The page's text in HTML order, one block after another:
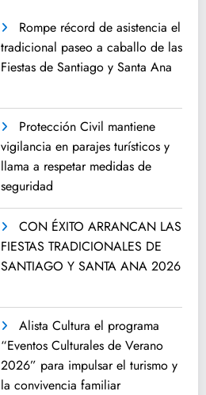
Rompe récord de asistencia el
tradicional paseo a caballo de las
Fiestas de Santiago y Santa Ana
Protección Civil mantiene
vigilancia en parajes turísticos y
llama a respetar medidas de
seguridad
CON ÉXITO ARRANCAN LAS
FIESTAS TRADICIONALES DE
SANTIAGO Y SANTA ANA 2026
Alista Cultura el programa
“Eventos Culturales de Verano
2026” para impulsar el turismo y
la convivencia familiar